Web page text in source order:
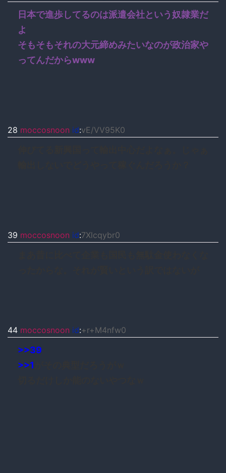
日本で進歩してるのは派遣会社という奴隷業だ
よ
そもそもそれの大元締めみたいなのが政治家や
ってんだからwww
28 moccosnoon id:vE/VV95K0
39 moccosnoon id:7Xlcqybr0
44 moccosnoon id:+r+M4nfw0
>>39
>>1